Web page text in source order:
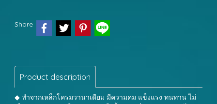
Share
Product description
◆ ทำจากเหล็กโครมวานาเดียม มีความคม แข็งแรง ทนทาน ไม่